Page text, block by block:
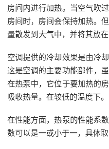
房间内进行加热。当空气吹
房间时，房间会保持加热。
量散发到大气中，并将其放在
空调提供的冷却效果是由冷
这是空调的主要功能部件，
在热泵中，它位于要加热的
吸收热量。在较低的温度下。
在性能方面，热泵的性能系
数可以是一或小于一，具体